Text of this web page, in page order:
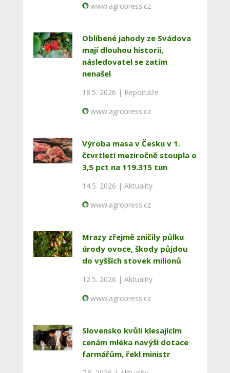
www.agropress.cz
Oblíbené jahody ze Svádova
mají dlouhou historii,
následovatel se zatím
nenašel
18.5. 2026 | Reportáže
www.agropress.cz
Výroba masa v Česku v 1.
čtvrtletí meziročně stoupla o
3,5 pct na 119.315 tun
14.5. 2026 | Aktuality
www.agropress.cz
Mrazy zřejmě zničily půlku
úrody ovoce, škody půjdou
do vyšších stovek milionů
12.5. 2026 | Aktuality
www.agropress.cz
Slovensko kvůli klesajícím
cenám mléka navýší dotace
farmářům, řekl ministr